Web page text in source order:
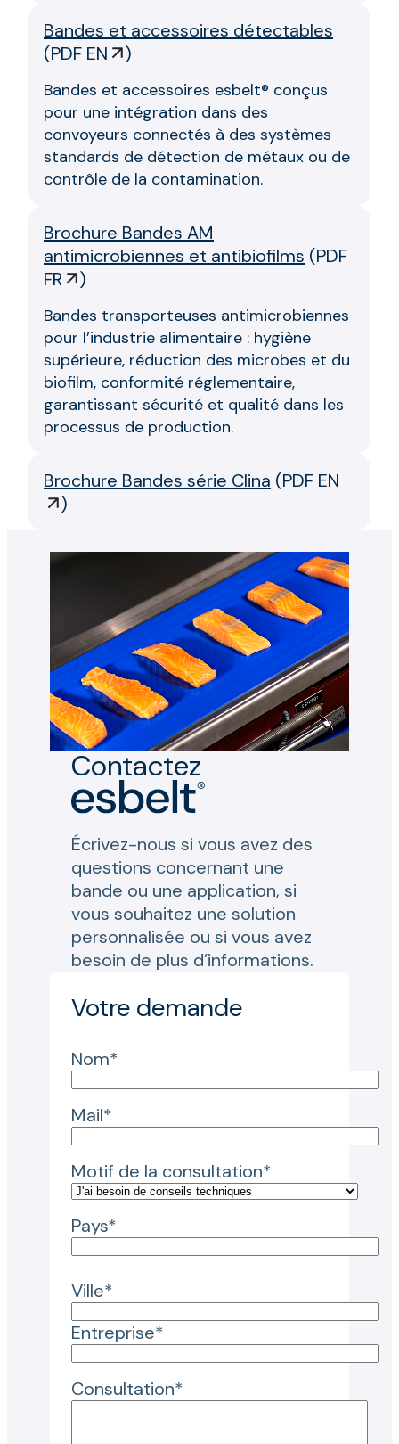
Bandes et accessoires détectables
(PDF EN )
Bandes et accessoires esbelt® conçus
pour une intégration dans des
convoyeurs connectés à des systèmes
standards de détection de métaux ou de
contrôle de la contamination.
Brochure Bandes AM
antimicrobiennes et antibiofilms (PDF
FR
)
Bandes transporteuses antimicrobiennes
pour l’industrie alimentaire : hygiène
supérieure, réduction des microbes et du
biofilm, conformité réglementaire,
garantissant sécurité et qualité dans les
processus de production.
Brochure Bandes série Clina (PDF EN
)
Contactez
Écrivez-nous si vous avez des
questions concernant une
bande ou une application, si
vous souhaitez une solution
personnalisée ou si vous avez
besoin de plus d’informations.
Votre demande
Nom*
Mail*
Motif de la consultation*
Pays*
Ville*
Entreprise*
Consultation*